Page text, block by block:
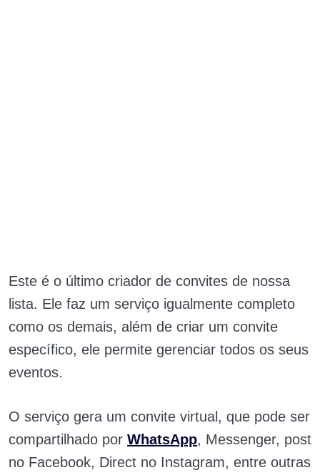
Este é o último criador de convites de nossa
lista. Ele faz um serviço igualmente completo
como os demais, além de criar um convite
específico, ele permite gerenciar todos os seus
eventos.
O serviço gera um convite virtual, que pode ser
compartilhado por WhatsApp, Messenger, post
no Facebook, Direct no Instagram, entre outras